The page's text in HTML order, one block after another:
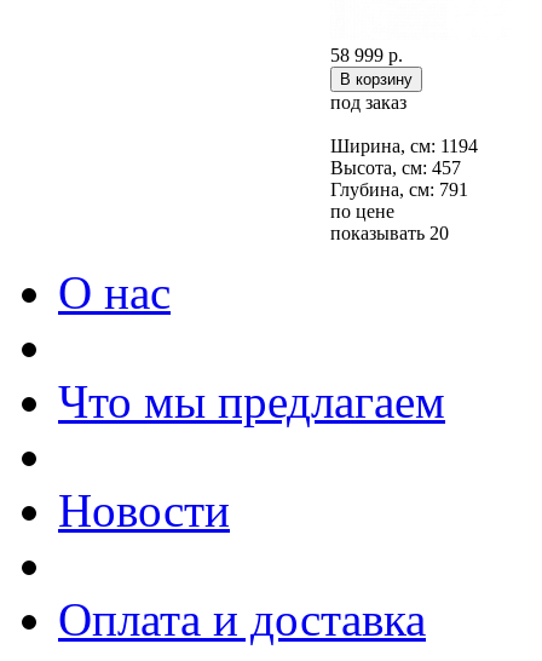
58 999 р.
под заказ
Ширина, см: 1194
Высота, см: 457
Глубина, см: 791
по цене
показывать 20
О нас
Что мы предлагаем
Новости
Оплата и доставка